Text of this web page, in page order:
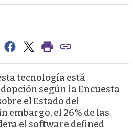
tecnología está
según la Encuesta
el Estado del
embargo, el 26% de las
el software defined